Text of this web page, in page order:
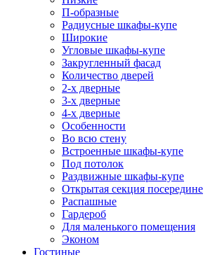
П-образные
Радиусные шкафы-купе
Широкие
Угловые шкафы-купе
Закругленный фасад
Количество дверей
2-х дверные
3-х дверные
4-х дверные
Особенности
Во всю стену
Встроенные шкафы-купе
Под потолок
Раздвижные шкафы-купе
Открытая секция посередине
Распашные
Гардероб
Для маленького помещения
Эконом
Гостиные